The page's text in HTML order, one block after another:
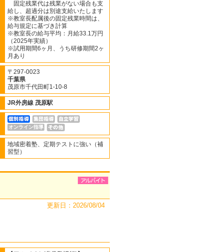
固定残業代は残業がない場合も支
給し、超過分は別途支給いたします
※教室長配属後の固定残業時間は、
給与規定に基づき計算
※教室長の給与平均：月給33.1万円
（2025年実績）
※試用期間6ヶ月、うち研修期間2ヶ
月あり
〒297-0023
千葉県
茂原市千代田町1-10-8
JR外房線 茂原駅
オンライン指導
地域密着塾、定期テストに強い（補
習型）
更新日：2026/08/04